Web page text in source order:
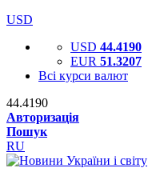
USD
USD 44.4190
EUR 51.3207
Всі курси валют
44.4190
Авторизація
Пошук
RU